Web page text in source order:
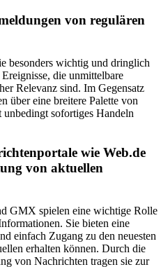
von regulären
besonders wichtig und dringlich
die unmittelbare
Relevanz sind. Im Gegensatz
über eine breitere Palette von
sofortiges Handeln
wie Web.de
von aktuellen
GMX spielen eine wichtige Rolle
Sie bieten eine
einfach Zugang zu den neuesten
erhalten können. Durch die
von Nachrichten tragen sie zur